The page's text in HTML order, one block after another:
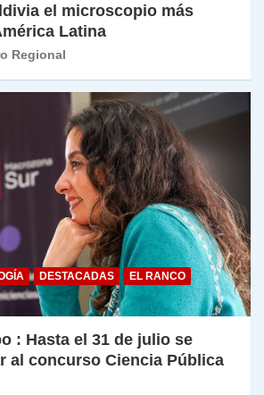
el microscopio más
Latina
Regional
DESTACADAS
EL RANCO
: Hasta el 31 de julio se
al concurso Ciencia Pública